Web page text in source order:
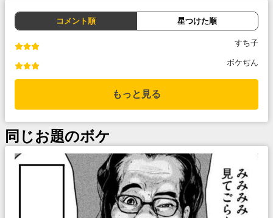
コメント順 星つけた順
すち子
ボケぢん
もっと見る
同じお題のボケ